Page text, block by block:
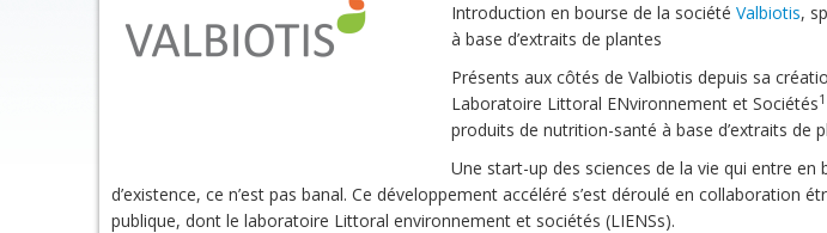
Introduction en bourse de la société Valbiotis,
à base d’extraits de plantes
Présents aux côtés de Valbiotis depuis sa
Laboratoire Littoral ENvironnement et Sociétés1
produits de nutrition-santé à base d’extraits de
Une start-up des sciences de la vie qui entre
d’existence, ce n’est pas banal. Ce développement accéléré s’est déroulé en collaboration
publique, dont le laboratoire Littoral environnement et sociétés (LIENSs).